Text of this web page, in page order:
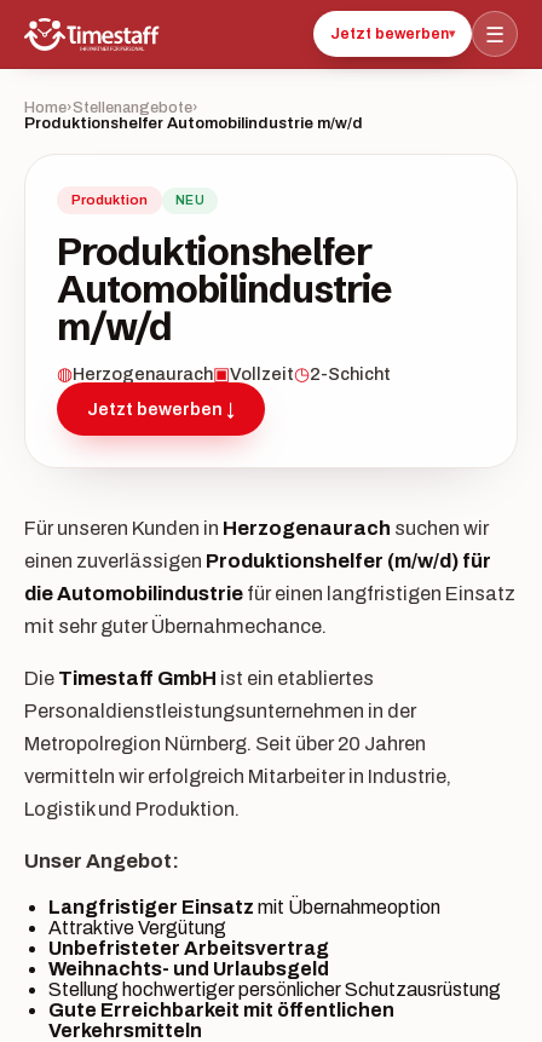
Jetzt bewerben▾ ☰
Home›Stellenangebote›
Produktionshelfer Automobilindustrie m/w/d
Produktion NEU
Produktionshelfer
Automobilindustrie
m/w/d
◍Herzogenaurach▣Vollzeit◷2-Schicht
Jetzt bewerben ↓
Für unseren Kunden in Herzogenaurach suchen wir
einen zuverlässigen Produktionshelfer (m/w/d) für
die Automobilindustrie für einen langfristigen Einsatz
mit sehr guter Übernahmechance.
Die Timestaff GmbH ist ein etabliertes
Personaldienstleistungsunternehmen in der
Metropolregion Nürnberg. Seit über 20 Jahren
vermitteln wir erfolgreich Mitarbeiter in Industrie,
Logistik und Produktion.
Unser Angebot:
Langfristiger Einsatz mit Übernahmeoption
Attraktive Vergütung
Unbefristeter Arbeitsvertrag
Weihnachts- und Urlaubsgeld
Stellung hochwertiger persönlicher Schutzausrüstung
Gute Erreichbarkeit mit öffentlichen
Verkehrsmitteln